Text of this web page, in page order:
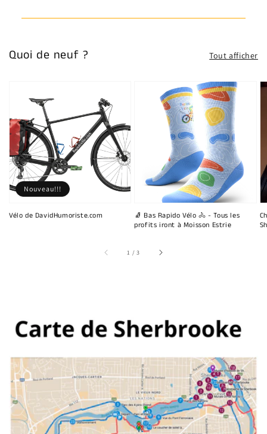
Quoi de neuf ? Tout afficher
Vélo de DavidHumoriste.com
Nouveau!!!
🧦 Bas Rapido Vélo 🚴 - Tous les
profits iront à Moisson Estrie
1 /sur
3